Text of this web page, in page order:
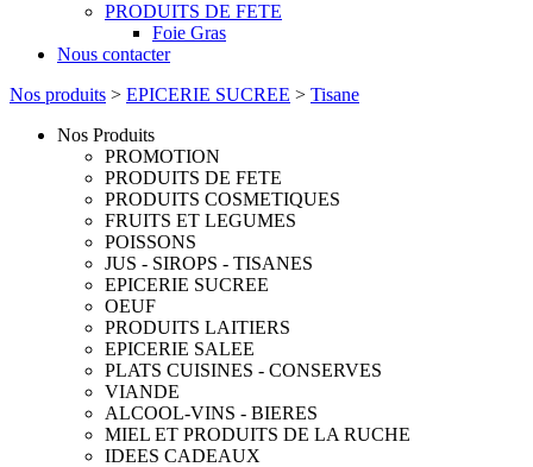
PRODUITS DE FETE
Foie Gras
Nous contacter
Nos produits > EPICERIE SUCREE > Tisane
Nos Produits
PROMOTION
PRODUITS DE FETE
PRODUITS COSMETIQUES
FRUITS ET LEGUMES
POISSONS
JUS - SIROPS - TISANES
EPICERIE SUCREE
OEUF
PRODUITS LAITIERS
EPICERIE SALEE
PLATS CUISINES - CONSERVES
VIANDE
ALCOOL-VINS - BIERES
MIEL ET PRODUITS DE LA RUCHE
IDEES CADEAUX